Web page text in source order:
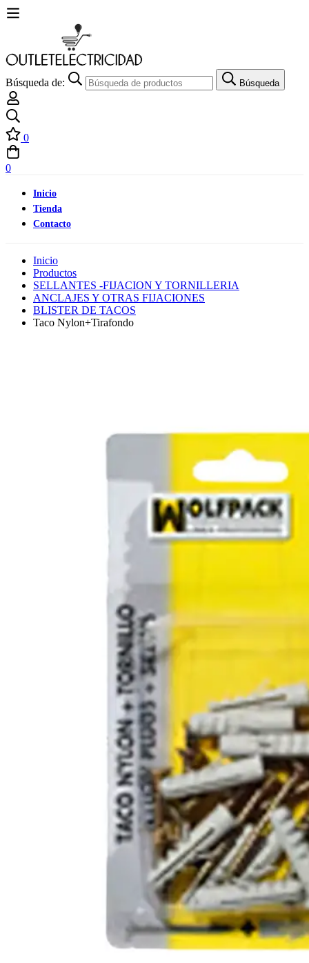
Búsqueda de: Búsqueda
0
0
Inicio
Tienda
Contacto
Inicio
Productos
SELLANTES -FIJACION Y TORNILLERIA
ANCLAJES Y OTRAS FIJACIONES
BLISTER DE TACOS
Taco Nylon+Tirafondo